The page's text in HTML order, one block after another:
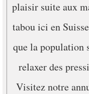
plaisir suite aux
tabou ici en
que la population
relaxer des
Visitez notre